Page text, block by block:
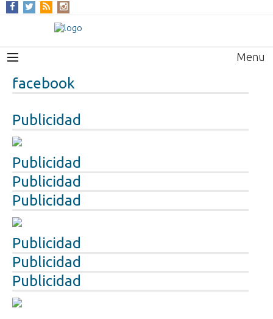
Menu
facebook
Publicidad
Publicidad
Publicidad
Publicidad
Publicidad
Publicidad
Publicidad